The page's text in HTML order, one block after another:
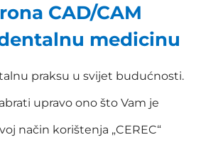
CAD/CAM
medicinu
praksu u svijet budućnosti.
upravo ono što Vam je
način korištenja „CEREC“